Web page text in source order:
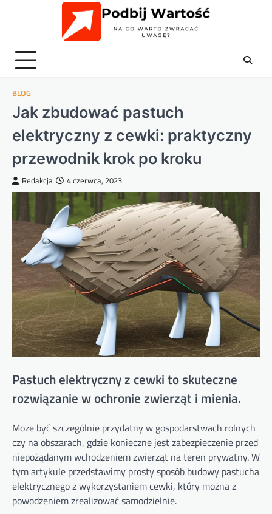
BLOG
Jak zbudować pastuch
elektryczny z cewki: praktyczny
przewodnik krok po kroku
Redakcja 4 czerwca, 2023
Pastuch elektryczny z cewki to skuteczne
rozwiązanie w ochronie zwierząt i mienia.
Może być szczególnie przydatny w gospodarstwach rolnych
czy na obszarach, gdzie konieczne jest zabezpieczenie przed
niepożądanym wchodzeniem zwierząt na teren prywatny. W
tym artykule przedstawimy prosty sposób budowy pastucha
elektrycznego z wykorzystaniem cewki, który można z
powodzeniem zrealizować samodzielnie.